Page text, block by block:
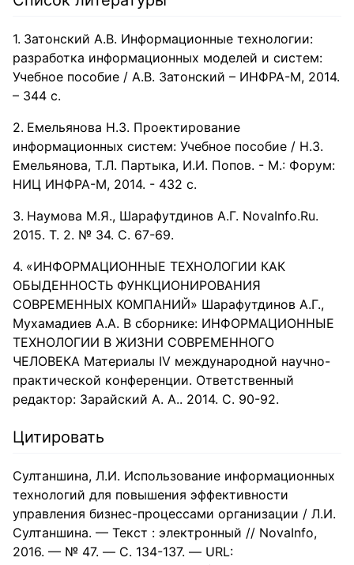
Затонский А.В. Информационные технологии:
разработка информационных моделей и систем:
Учебное пособие / А.В. Затонский – ИНФРА-М, 2014.
– 344 с.
Емельянова Н.З. Проектирование
информационных систем: Учебное пособие / Н.З.
Емельянова, Т.Л. Партыка, И.И. Попов. - М.: Форум:
НИЦ ИНФРА-М, 2014. - 432 с.
Наумова М.Я., Шарафутдинов А.Г. NovaInfo.Ru.
2015. Т. 2. № 34. С. 67-69.
«ИНФОРМАЦИОННЫЕ ТЕХНОЛОГИИ КАК
ОБЫДЕННОСТЬ ФУНКЦИОНИРОВАНИЯ
СОВРЕМЕННЫХ КОМПАНИЙ» Шарафутдинов А.Г.,
Мухамадиев А.А. В сборнике: ИНФОРМАЦИОННЫЕ
ТЕХНОЛОГИИ В ЖИЗНИ СОВРЕМЕННОГО
ЧЕЛОВЕКА Материалы IV международной научно-
практической конференции. Ответственный
редактор: Зарайский А. А.. 2014. С. 90-92.
Цитировать
Султаншина, Л.И. Использование информационных
технологий для повышения эффективности
управления бизнес-процессами организации / Л.И.
Султаншина. — Текст : электронный // NovaInfo,
2016. — № 47. — С. 134-137. — URL: